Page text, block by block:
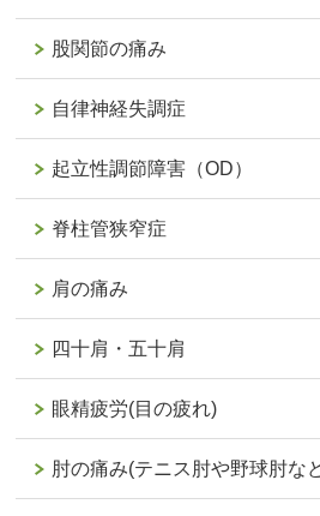
股関節の痛み
自律神経失調症
起立性調節障害（OD）
脊柱管狭窄症
肩の痛み
四十肩・五十肩
眼精疲労(目の疲れ)
肘の痛み(テニス肘や野球肘な